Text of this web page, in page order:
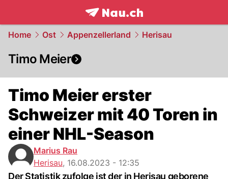
frontpage.NAU.ch
Home Ost Appenzellerland Herisau
Timo Meier
Timo Meier erster
Schweizer mit 40 Toren in
einer NHL-Season
Marius Rau
Herisau, 16.08.2023 - 12:35
Der Statistik zufolge ist der in Herisau geborene